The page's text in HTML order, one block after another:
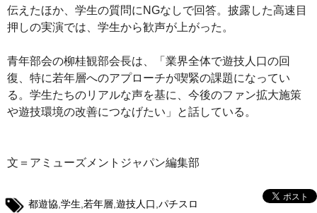
伝えたほか、学生の質問にNGなしで回答。披露した高速目
押しの実演では、学生から歓声が上がった。
青年部会の柳桂観部会長は、「業界全体で遊技人口の回
復、特に若年層へのアプローチが喫緊の課題になってい
る。学生たちのリアルな声を基に、今後のファン拡大施策
や遊技環境の改善につなげたい」と話している。
文＝アミューズメントジャパン編集部
都遊協 学生 若年層 遊技人口 パチスロ